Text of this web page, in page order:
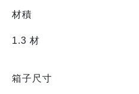
材積
1.3 材
箱子尺寸